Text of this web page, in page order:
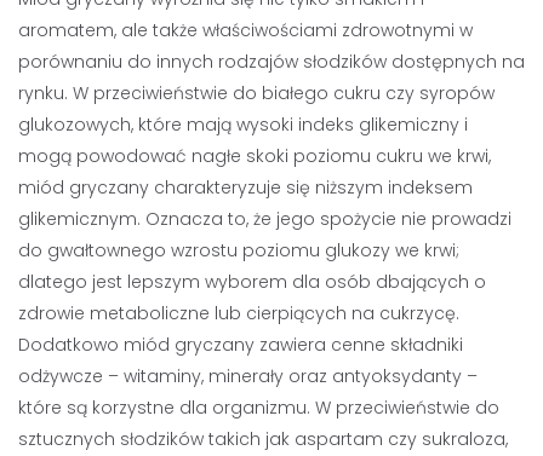
aromatem, ale także właściwościami zdrowotnymi w
porównaniu do innych rodzajów słodzików dostępnych na
rynku. W przeciwieństwie do białego cukru czy syropów
glukozowych, które mają wysoki indeks glikemiczny i
mogą powodować nagłe skoki poziomu cukru we krwi,
miód gryczany charakteryzuje się niższym indeksem
glikemicznym. Oznacza to, że jego spożycie nie prowadzi
do gwałtownego wzrostu poziomu glukozy we krwi;
dlatego jest lepszym wyborem dla osób dbających o
zdrowie metaboliczne lub cierpiących na cukrzycę.
Dodatkowo miód gryczany zawiera cenne składniki
odżywcze – witaminy, minerały oraz antyoksydanty –
które są korzystne dla organizmu. W przeciwieństwie do
sztucznych słodzików takich jak aspartam czy sukraloza,